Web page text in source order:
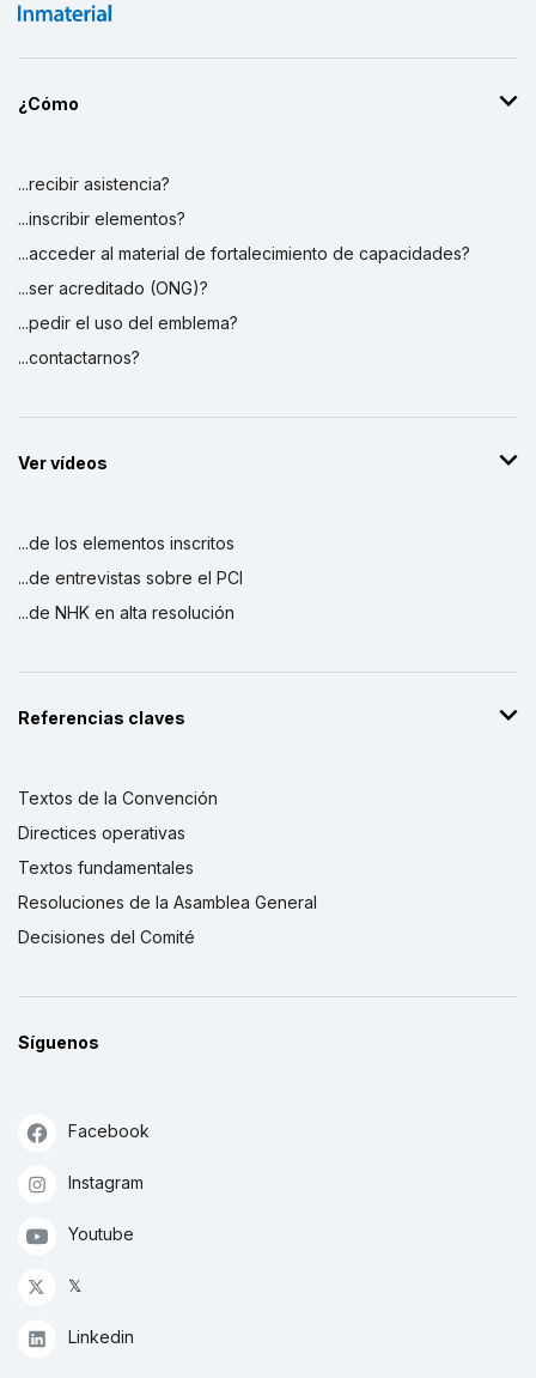
¿Cómo
...recibir asistencia?
...inscribir elementos?
...acceder al material de fortalecimiento de capacidades?
...ser acreditado (ONG)?
...pedir el uso del emblema?
...contactarnos?
Ver vídeos
...de los elementos inscritos
...de entrevistas sobre el PCI
...de NHK en alta resolución
Referencias claves
Textos de la Convención
Directices operativas
Textos fundamentales
Resoluciones de la Asamblea General
Decisiones del Comité
Síguenos
Facebook
Instagram
Youtube
𝕏
Linkedin